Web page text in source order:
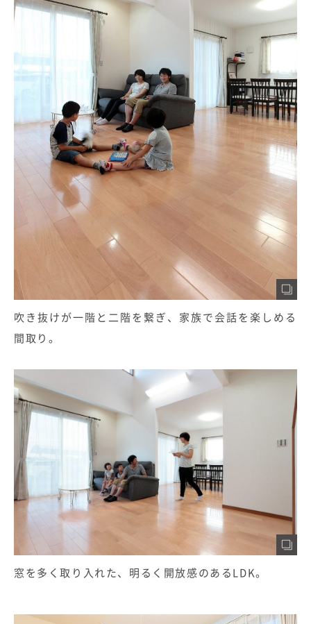
吹き抜けが一階と二階を繋ぎ、家族で会話を楽しめる
間取り。
窓を多く取り入れた、明るく開放感のあるLDK。